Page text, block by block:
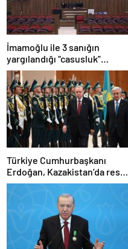
İmamoğlu ile 3 sanığın
yargılandığı “casusluk”
davasında ara karar
açıklandı…Tutukluluk
hallerinin devamına karar
verildi
Türkiye Cumhurbaşkanı
Erdoğan, Kazakistan’da resmi
törenle karşılandı